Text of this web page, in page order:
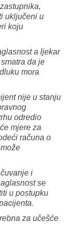
uključeni u
koju
a ljekar
da je
mora
nije u stanju
odredio
mjere za
računa o
i
se
u postupku
za učešće